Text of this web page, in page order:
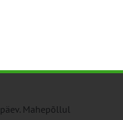
Mahepõllul